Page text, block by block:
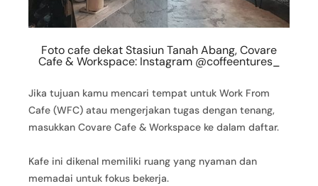
Foto cafe dekat Stasiun Tanah Abang, Covare
Cafe & Workspace: Instagram @coffeentures_
Jika tujuan kamu mencari tempat untuk Work From
Cafe (WFC) atau mengerjakan tugas dengan tenang,
masukkan Covare Cafe & Workspace ke dalam daftar.
Kafe ini dikenal memiliki ruang yang nyaman dan
memadai untuk fokus bekerja.